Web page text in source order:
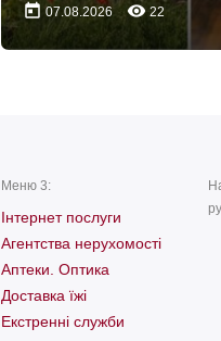
today 07.08.2026 remove_red_eye 22
Меню 3:
Інтернет послуги
Агентства нерухомості
Аптеки. Оптика
Доставка їжі
Екстренні служби